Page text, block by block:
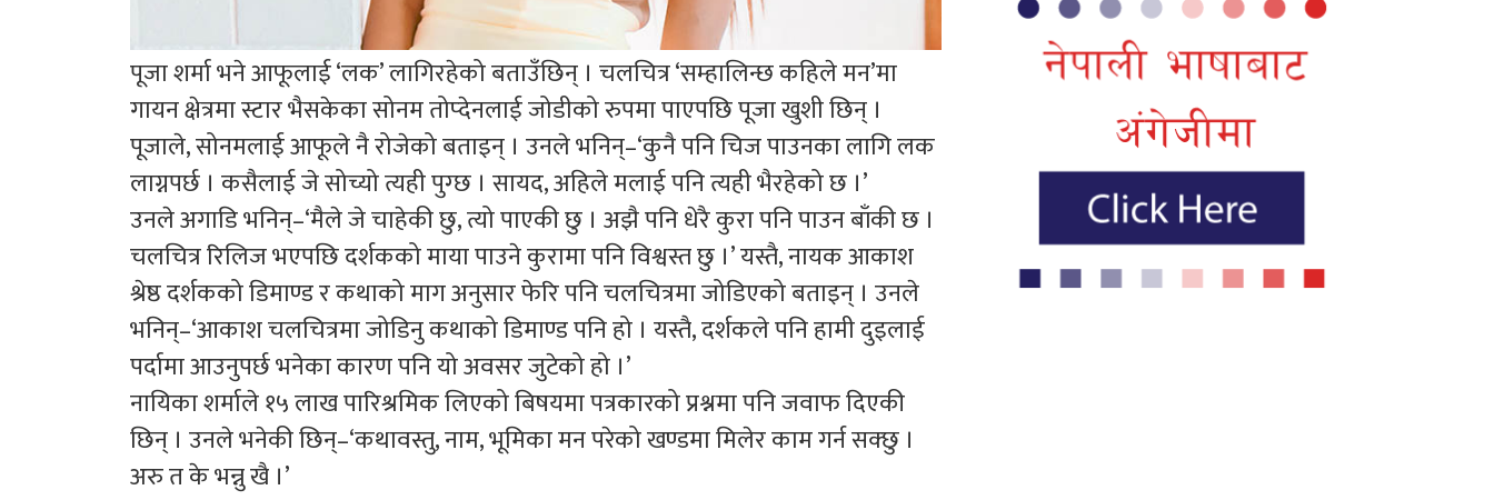
पूजा शर्मा भने आफूलाई ‘लक’ लागिरहेको बताउँछिन् । चलचित्र ‘सम्हालिन्छ कहिले मन’मा
गायन क्षेत्रमा स्टार भैसकेका सोनम तोप्देनलाई जोडीको रुपमा पाएपछि पूजा खुशी छिन् ।
पूजाले, सोनमलाई आफूले नै रोजेको बताइन् । उनले भनिन्–‘कुनै पनि चिज पाउनका लागि लक
लाग्नपर्छ । कसैलाई जे सोच्यो त्यही पुग्छ । सायद, अहिले मलाई पनि त्यही भैरहेको छ ।’
उनले अगाडि भनिन्–‘मैले जे चाहेकी छु, त्यो पाएकी छु । अझै पनि धेरै कुरा पनि पाउन बाँकी छ ।
चलचित्र रिलिज भएपछि दर्शकको माया पाउने कुरामा पनि विश्वस्त छु ।’ यस्तै, नायक आकाश
श्रेष्ठ दर्शकको डिमाण्ड र कथाको माग अनुसार फेरि पनि चलचित्रमा जोडिएको बताइन् । उनले
भनिन्–‘आकाश चलचित्रमा जोडिनु कथाको डिमाण्ड पनि हो । यस्तै, दर्शकले पनि हामी दुइलाई
पर्दामा आउनुपर्छ भनेका कारण पनि यो अवसर जुटेको हो ।’
नायिका शर्माले १५ लाख पारिश्रमिक लिएको बिषयमा पत्रकारको प्रश्नमा पनि जवाफ दिएकी
छिन् । उनले भनेकी छिन्–‘कथावस्तु, नाम, भूमिका मन परेको खण्डमा मिलेर काम गर्न सक्छु ।
अरु त के भन्नु खै ।’